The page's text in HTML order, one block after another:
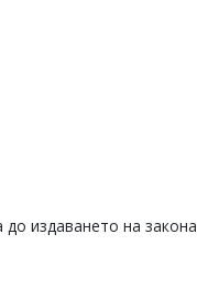
издаването на закона